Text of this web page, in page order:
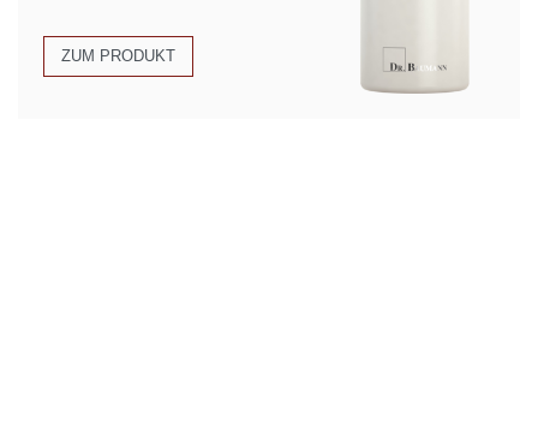
ZUM PRODUKT